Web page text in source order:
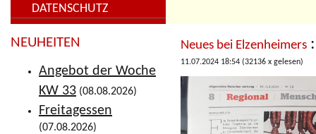
DATENSCHUTZ
NEUHEITEN
Angebot der Woche
KW 33 (08.08.2026)
Freitagessen
(07.08.2026)
Neues bei Elzenheimers
11.07.2024 18:54 (32136 x gelesen)